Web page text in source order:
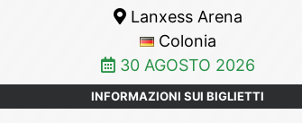
Lanxess Arena
Colonia
30 AGOSTO 2026
INFORMAZIONI SUI BIGLIETTI